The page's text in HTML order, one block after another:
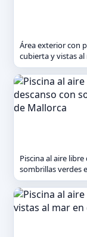
Área exterior con
cubierta y vistas
Piscina al aire
sombrillas verdes